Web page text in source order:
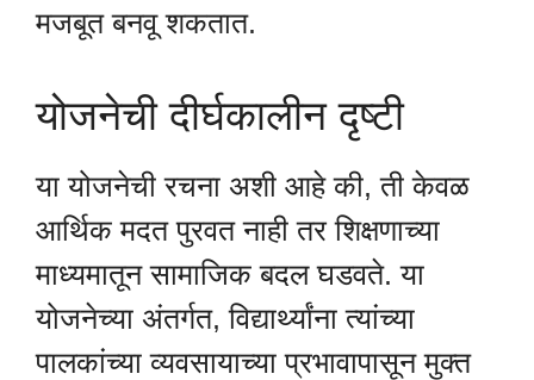
मजबूत बनवू शकतात.
योजनेची दीर्घकालीन दृष्टी
या योजनेची रचना अशी आहे की, ती केवळ
आर्थिक मदत पुरवत नाही तर शिक्षणाच्या
माध्यमातून सामाजिक बदल घडवते. या
योजनेच्या अंतर्गत, विद्यार्थ्यांना त्यांच्या
पालकांच्या व्यवसायाच्या प्रभावापासून मुक्त